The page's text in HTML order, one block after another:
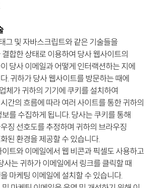
그 및 자바스크립트와 같은 기술들을
합한 상태로 이용하여 당사 웹사이트의
당사 이메일과 어떻게 인터랙션하는 지에
. 귀하가 당사 웹사이트를 방문하는 때에
체가 귀하의 기기에 쿠키를 설치하여
간의 흐름에 따라 여러 사이트를 통한 귀하의
를 수집하게 됩니다. 당사는 쿠키를 통해
징 선호도를 추정하며 귀하의 브라우징
된 환경을 제공할 수 있습니다.
트와 이메일에서 웹 비콘과 픽셀도 사용하고
사는 귀하가 이메일에서 링크를 클릭할 때
마케팅 이메일에 설치할 수 있습니다.